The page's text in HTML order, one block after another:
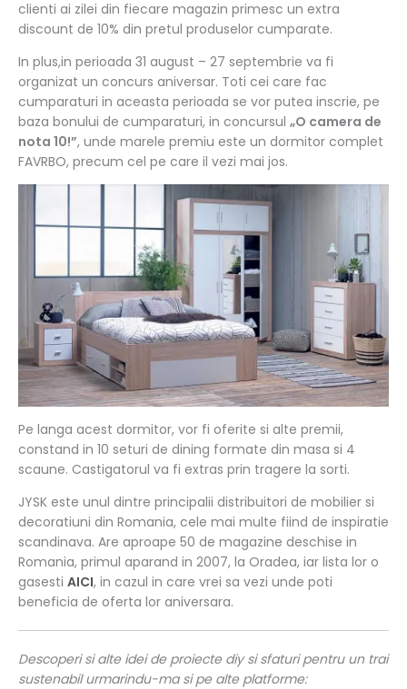
clienti ai zilei din fiecare magazin primesc un extra
discount de 10% din pretul produselor cumparate.
In plus,in perioada 31 august – 27 septembrie va fi
organizat un concurs aniversar. Toti cei care fac
cumparaturi in aceasta perioada se vor putea inscrie, pe
baza bonului de cumparaturi, in concursul „O camera de
nota 10!”, unde marele premiu este un dormitor complet
FAVRBO, precum cel pe care il vezi mai jos.
Pe langa acest dormitor, vor fi oferite si alte premii,
constand in 10 seturi de dining formate din masa si 4
scaune. Castigatorul va fi extras prin tragere la sorti.
JYSK este unul dintre principalii distribuitori de mobilier si
decoratiuni din Romania, cele mai multe fiind de inspiratie
scandinava. Are aproape 50 de magazine deschise in
Romania, primul aparand in 2007, la Oradea, iar lista lor o
gasesti AICI, in cazul in care vrei sa vezi unde poti
beneficia de oferta lor aniversara.
Descoperi si alte idei de proiecte diy si sfaturi pentru un trai
sustenabil urmarindu-ma si pe alte platforme: